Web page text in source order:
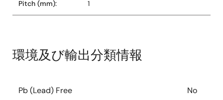
Pitch (mm): 1
環境及び輸出分類情報
Pb (Lead) Free No